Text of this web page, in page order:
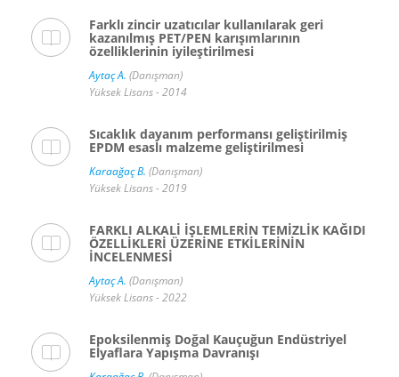
Farklı zincir uzatıcılar kullanılarak geri
kazanılmış PET/PEN karışımlarının
özelliklerinin iyileştirilmesi
Aytaç A. (Danışman)
Yüksek Lisans - 2014
Sıcaklık dayanım performansı geliştirilmiş
EPDM esaslı malzeme geliştirilmesi
Karaağaç B. (Danışman)
Yüksek Lisans - 2019
FARKLI ALKALİ İŞLEMLERİN TEMİZLİK KAĞIDI
ÖZELLİKLERİ ÜZERİNE ETKİLERİNİN
İNCELENMESİ
Aytaç A. (Danışman)
Yüksek Lisans - 2022
Epoksilenmiş Doğal Kauçuğun Endüstriyel
Elyaflara Yapışma Davranışı